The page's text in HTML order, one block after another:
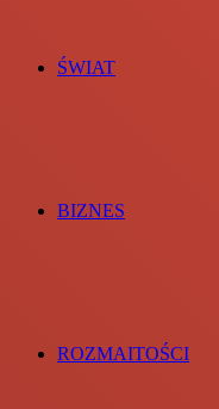
ŚWIAT
BIZNES
ROZMAITOŚCI